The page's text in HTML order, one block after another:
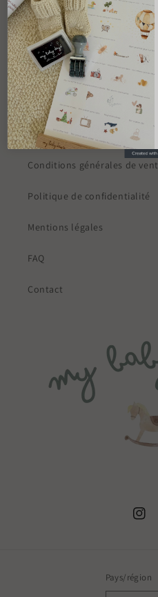
Nos produits
Qui sommes-nous?
Blog
INFORMATIONS
Conditions générales de
Politique de confidentialité
Mentions légales
FAQ
Contact
Pays/région